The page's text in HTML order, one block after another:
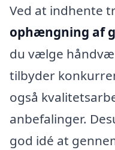
Ved at indhente
ophængning af
du vælge
tilbyder
også
anbefalinger.
god idé at